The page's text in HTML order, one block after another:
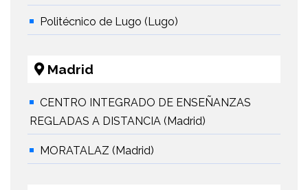
Politécnico de Lugo (Lugo)
Madrid
CENTRO INTEGRADO DE ENSEÑANZAS
REGLADAS A DISTANCIA (Madrid)
MORATALAZ (Madrid)